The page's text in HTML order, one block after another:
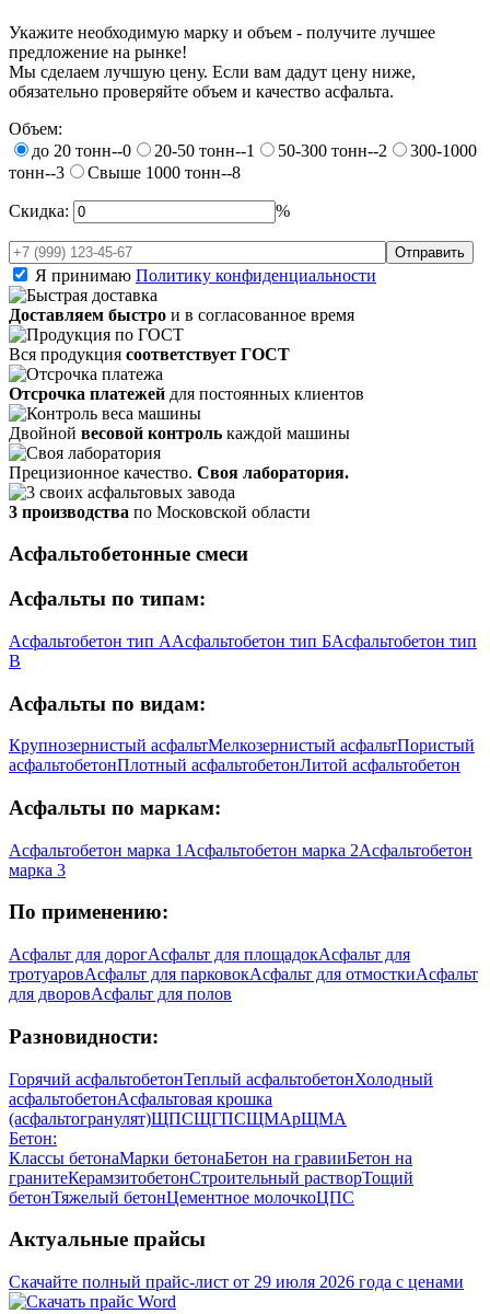
Укажите необходимую марку и объем - получите лучшее
предложение на рынке!
Мы сделаем лучшую цену. Если вам дадут цену ниже,
обязательно проверяйте объем и качество асфальта.
Объем:
до 20 тонн--0
20-50 тонн--1 50-300 тонн--2
300-1000
тонн--3
Свыше 1000 тонн--8
Скидка: %
Я принимаю Политику конфиденциальности
Доставляем быстро и в согласованное время
Вся продукция соответствует ГОСТ
Отсрочка платежей для постоянных клиентов
Двойной весовой контроль каждой машины
Прецизионное качество. Своя лаборатория.
3 производства по Московской области
Асфальтобетонные смеси
Асфальты по типам:
Асфальтобетон тип ААсфальтобетон тип БАсфальтобетон тип
В
Асфальты по видам:
Крупнозернистый асфальтМелкозернистый асфальтПористый
асфальтобетонПлотный асфальтобетонЛитой асфальтобетон
Асфальты по маркам:
Асфальтобетон марка 1 Асфальтобетон марка 2Асфальтобетон
марка 3
По применению:
Асфальт для дорогАсфальт для площадокАсфальт для
тротуаровАсфальт для парковокАсфальт для отмосткиАсфальт
для дворовАсфальт для полов
Разновидности:
Горячий асфальтобетонТеплый асфальтобетонХолодный
асфальтобетонАсфальтовая крошка
(асфальтогранулят)ЩПСЩГПСЩМАрЩМА
Бетон:
Классы бетонаМарки бетонаБетон на гравииБетон на
гранитеКерамзитобетонСтроительный растворТощий
бетонТяжелый бетонЦементное молочкоЦПС
Актуальные прайсы
Скачайте полный прайс-лист от 29 июля 2026 года с ценами